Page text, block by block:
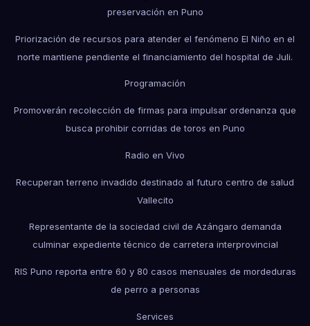
preservación en Puno
Priorización de recursos para atender el fenómeno El Niño en el
norte mantiene pendiente el financiamiento del hospital de Juli.
Programación
Promoverán recolección de firmas para impulsar ordenanza que
busca prohibir corridas de toros en Puno
Radio en Vivo
Recuperan terreno invadido destinado al futuro centro de salud
Vallecito
Representante de la sociedad civil de Azángaro demanda
culminar expediente técnico de carretera interprovincial
RIS Puno reporta entre 60 y 80 casos mensuales de mordeduras
de perro a personas
Services